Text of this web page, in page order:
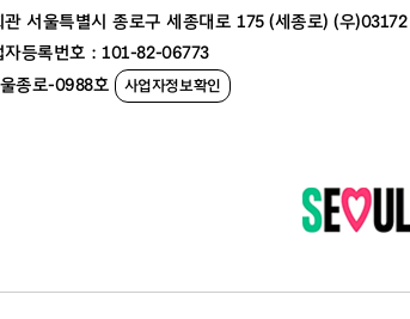
서울특별시 종로구 세종대로 175 (세종로) (우)03172
자등록번호 : 101-82-06773
종로-0988호
사업자정보확인